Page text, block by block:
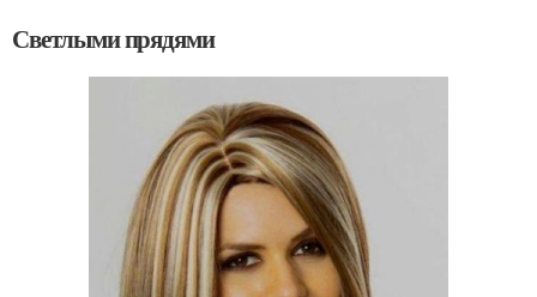
Светлыми прядями